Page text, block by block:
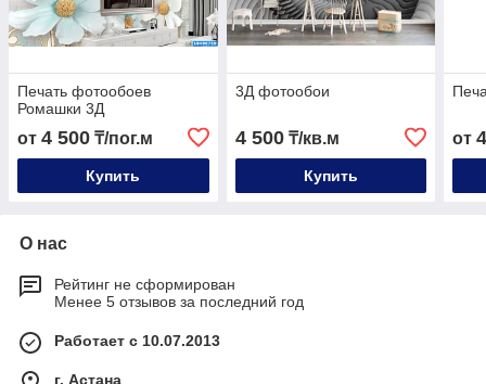
Печать фотообоев
Ромашки 3Д
от 4 500 ₸/пог.м
Купить
3Д фотообои
4 500₸/кв.м
Купить
от
О нас
Рейтинг не сформирован
Менее 5 отзывов за последний год
Работает с 10.07.2013
г. Астана